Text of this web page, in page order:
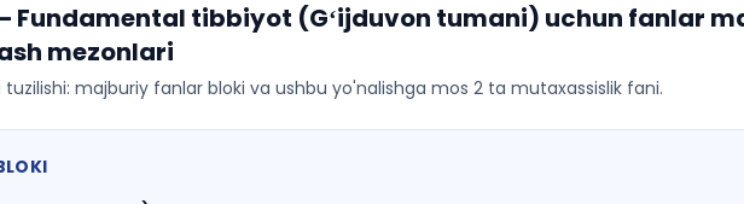
Fundamental tibbiyot (Gʻijduvon tumani) uchun fanlar
mezonlari
tuzilishi: majburiy fanlar bloki va ushbu yo'nalishga mos 2 ta mutaxassislik fani.